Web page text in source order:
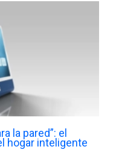
la pared”: el
hogar inteligente